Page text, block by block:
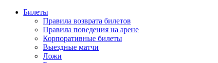
Билеты
Правила возврата билетов
Правила поведения на арене
Корпоративные билеты
Выездные матчи
Ложи